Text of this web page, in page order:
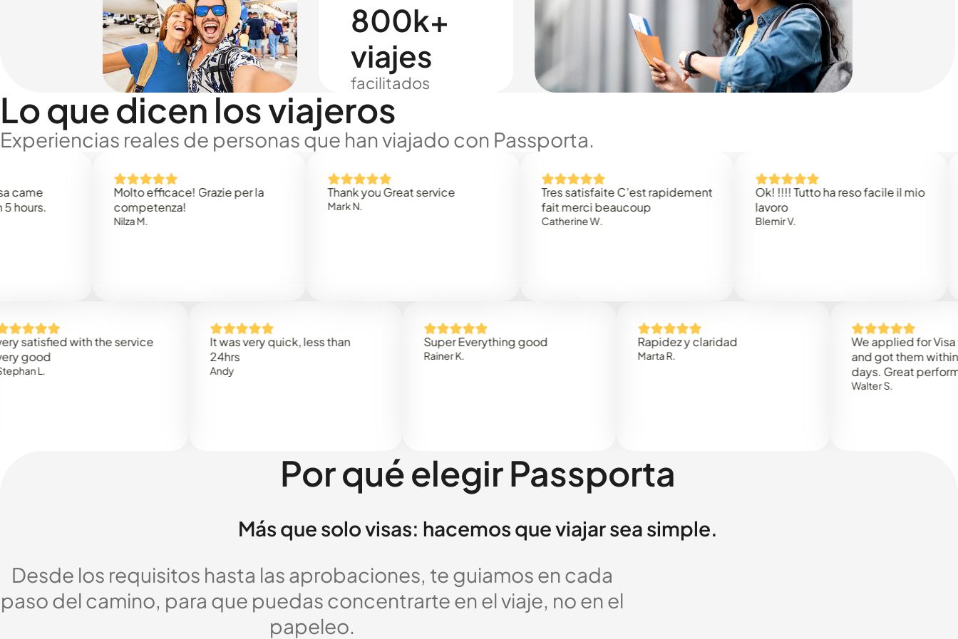
800k+
viajes
facilitados
Lo que dicen los viajeros
Experiencias reales de personas que han viajado con Passporta.
Molto efficace! Grazie per la
competenza!
Thank you Great service
Tres satisfaite C’est rapidement
fait merci beaucoup
Catherine W.
Ok! !!!! Tutto ha reso facile il mio
with the service
It was very quick, less than
Super Everything good Rapidez y claridad
We applied for Visa to
and got them within 3
days. Great performance!
Por qué elegir Passporta
Más que solo visas: hacemos que viajar sea simple.
Desde los requisitos hasta las aprobaciones, te guiamos en cada
paso del camino, para que puedas concentrarte en el viaje, no en el
papeleo.